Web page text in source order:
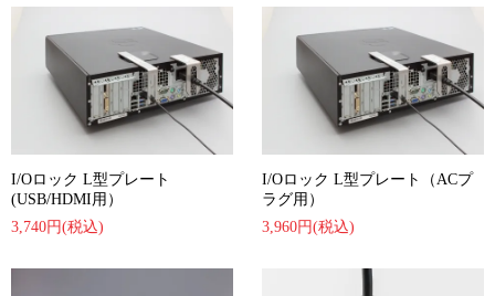
I/Oロック L型プレート
(USB/HDMI用）
3,740円(税込)
I/Oロック L型プレート（ACプ
ラグ用）
3,960円(税込)